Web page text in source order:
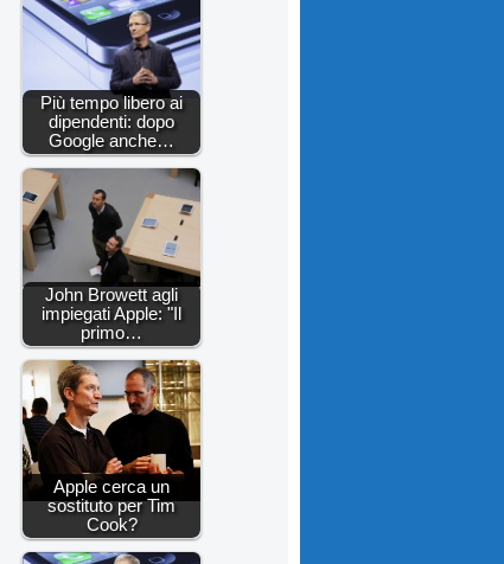
Più tempo libero ai
dipendenti: dopo
Google anche…
John Browett agli
impiegati Apple: "Il
primo…
Apple cerca un
sostituto per Tim
Cook?